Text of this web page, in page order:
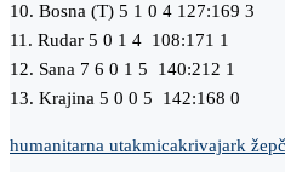
10. Bosna (T) 5 1 0 4 127:169 3
11. Rudar 5 0 1 4 108:171 1
12. Sana 7 6 0 1 5 140:212 1
13. Krajina 5 0 0 5 142:168 0
humanitarna utakmicakrivajark